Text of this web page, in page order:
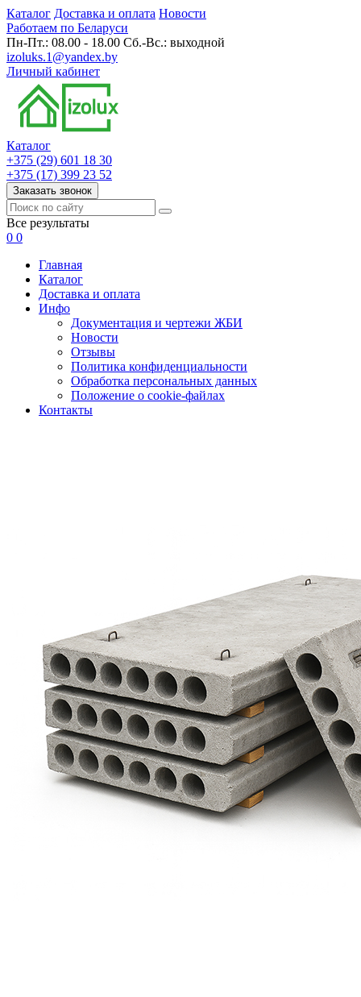
Каталог Доставка и оплата Новости
Работаем по Беларуси
Пн-Пт.: 08.00 - 18.00 Сб.-Вс.: выходной
izoluks.1@yandex.by
Личный кабинет
Каталог
+375 (29) 601 18 30
+375 (17) 399 23 52
Заказать звонок
Все результаты
0 0
Главная
Каталог
Доставка и оплата
Инфо
Документация и чертежи ЖБИ
Новости
Отзывы
Политика конфиденциальности
Обработка персональных данных
Положение о cookie-файлах
Контакты